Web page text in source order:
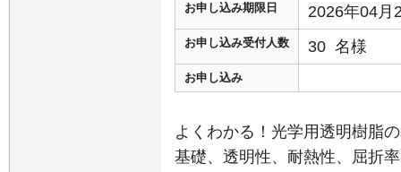
お申し込み期限日 2026年04月
お申し込み受付人数 30 名様
お申し込み
よくわかる！光学用透明樹脂
基礎、透明性、耐熱性、屈折